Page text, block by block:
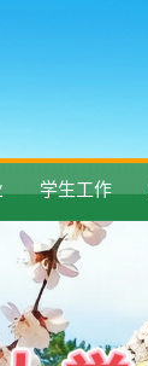
学生工作